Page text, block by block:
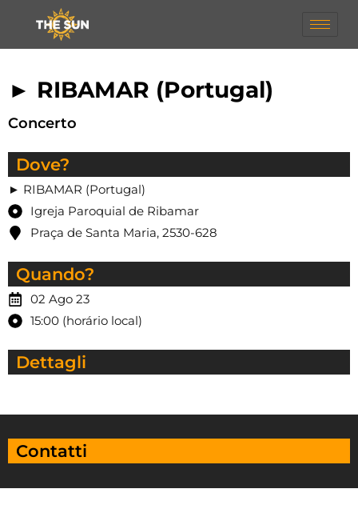
► RIBAMAR (Portugal)
Concerto
Dove?
► RIBAMAR (Portugal)
Igreja Paroquial de Ribamar
Praça de Santa Maria, 2530-628
Quando?
02 Ago 23
15:00 (horário local)
Dettagli
Contatti